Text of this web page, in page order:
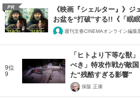
PR
《映画『シェルター』》
お盆を“打破”する!!《「眠
週刊文春CINEMAオンライン編集
9位
9
「ヒトより下等な獣
べき」特攻作戦が敵
た“残酷すぎる影響”
保阪 正康